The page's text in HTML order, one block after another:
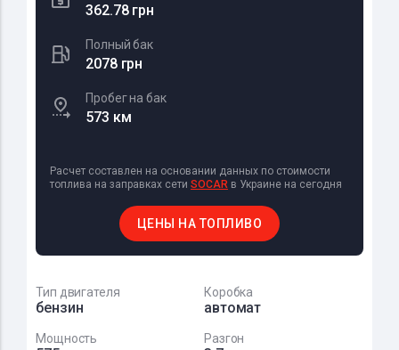
362.78 грн
Полный бак
2078 грн
Пробег на бак
573 км
Расчет составлен на основании данных по стоимости
топлива на заправках сети SOCAR в Украине на сегодня
ЦЕНЫ НА ТОПЛИВО
Тип двигателя
бензин
Коробка
автомат
Мощность Разгон